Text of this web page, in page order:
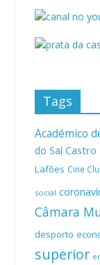
Tags
Académico
do Sal Castro
Lafões Cine
social
Câmara
desporto
superior